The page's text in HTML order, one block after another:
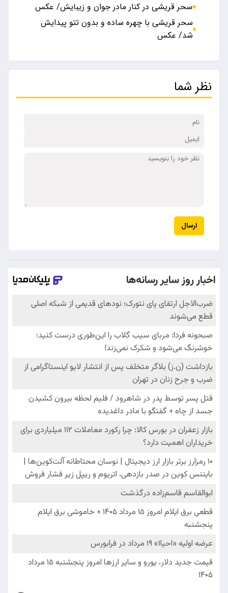
سحر قریشی در کنار مادر جوان و زیبایش/ عکس
سحر قریشی با چهره ساده و بدون تتو پیدایش
شد/ عکس
نظر شما
ارسال